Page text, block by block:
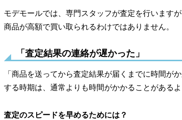
モデモールでは、専門スタッフが査定を行います
商品が高額で買い取られるわけではありません。
「査定結果の連絡が遅かった」
「商品を送ってから査定結果が届くまでに時間が
する時期は、通常よりも時間がかかることがあるよ
査定のスピードを早めるためには？